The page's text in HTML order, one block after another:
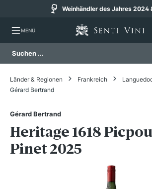
Weinhändler des Jahres 2024
MENÜ
Bildergalerie überspringen
Länder & Regionen Frankreich
Gérard Bertrand
Gérard Bertrand
Heritage 1618
Pinet 2025